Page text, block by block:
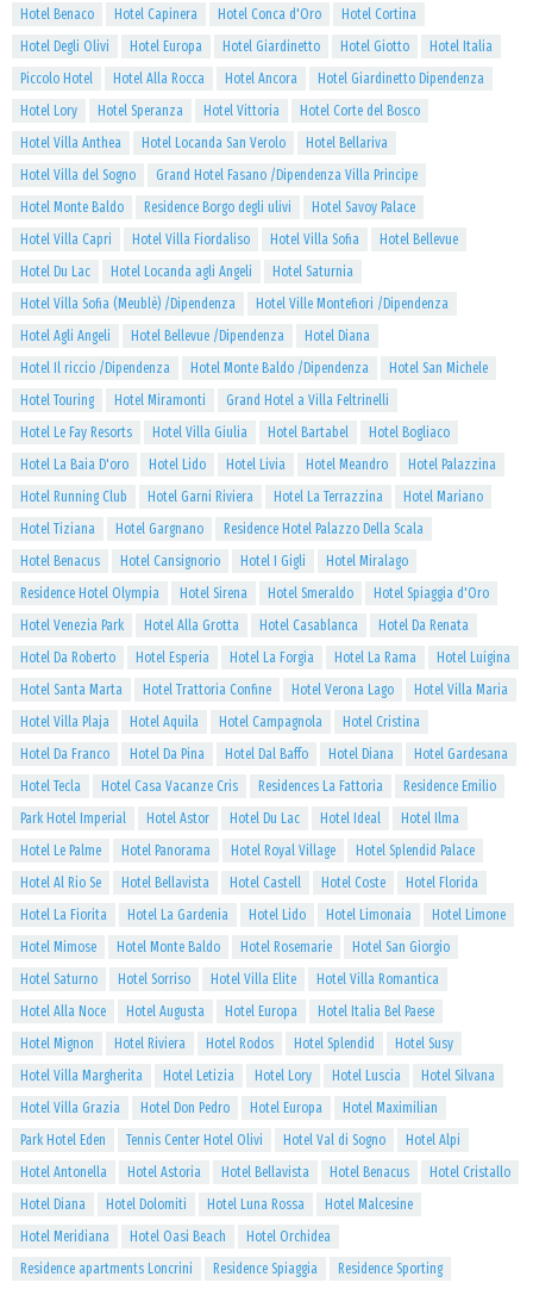
Hotel Benaco
Hotel Capinera Hotel Conca d'Oro
Hotel Cortina
Hotel Degli Olivi
Hotel Europa Hotel Giardinetto Hotel Giotto
Hotel Italia
Piccolo Hotel
Hotel Alla Rocca Hotel Ancora
Hotel Giardinetto Dipendenza
Hotel Lory
Hotel Speranza Hotel Vittoria
Hotel Corte del Bosco
Hotel Villa Anthea
Hotel Locanda San Verolo
Hotel Bellariva
Hotel Villa del Sogno
Grand Hotel Fasano /Dipendenza Villa Principe
Hotel Monte Baldo
Residence Borgo degli ulivi
Hotel Savoy Palace
Hotel Villa Capri
Hotel Villa Fiordaliso Hotel Villa Sofia
Hotel Bellevue
Hotel Du Lac
Hotel Locanda agli Angeli
Hotel Saturnia
Hotel Villa Sofia (Meublè) /Dipendenza
Hotel Ville Montefiori /Dipendenza
Hotel Agli Angeli
Hotel Bellevue /Dipendenza
Hotel Diana
Hotel Il riccio /Dipendenza
Hotel Monte Baldo /Dipendenza
Hotel San Michele
Hotel Touring
Hotel Miramonti
Grand Hotel a Villa Feltrinelli
Hotel Le Fay Resorts
Hotel Villa Giulia Hotel Bartabel
Hotel Bogliaco
Hotel La Baia D'oro
Hotel Lido Hotel Livia Hotel Meandro
Hotel Palazzina
Hotel Running Club
Hotel Garni Riviera Hotel La Terrazzina
Hotel Mariano
Hotel Tiziana
Hotel Gargnano
Residence Hotel Palazzo Della Scala
Hotel Benacus
Hotel Cansignorio Hotel I Gigli
Hotel Miralago
Residence Hotel Olympia
Hotel Sirena Hotel Smeraldo
Hotel Spiaggia d'Oro
Hotel Venezia Park
Hotel Alla Grotta Hotel Casablanca
Hotel Da Renata
Hotel Da Roberto
Hotel Esperia Hotel La Forgia Hotel La Rama
Hotel Luigina
Hotel Santa Marta
Hotel Trattoria Confine Hotel Verona Lago
Hotel Villa Maria
Hotel Villa Plaja
Hotel Aquila Hotel Campagnola
Hotel Cristina
Hotel Da Franco
Hotel Da Pina Hotel Dal Baffo Hotel Diana
Hotel Gardesana
Hotel Tecla
Hotel Casa Vacanze Cris Residences La Fattoria
Residence Emilio
Park Hotel Imperial
Hotel Astor Hotel Du Lac Hotel Ideal
Hotel Ilma
Hotel Le Palme
Hotel Panorama Hotel Royal Village
Hotel Splendid Palace
Hotel Al Rio Se
Hotel Bellavista Hotel Castell Hotel Coste
Hotel Florida
Hotel La Fiorita
Hotel La Gardenia Hotel Lido Hotel Limonaia
Hotel Limone
Hotel Mimose
Hotel Monte Baldo Hotel Rosemarie
Hotel San Giorgio
Hotel Saturno
Hotel Sorriso Hotel Villa Elite
Hotel Villa Romantica
Hotel Alla Noce
Hotel Augusta Hotel Europa
Hotel Italia Bel Paese
Hotel Mignon
Hotel Riviera Hotel Rodos Hotel Splendid
Hotel Susy
Hotel Villa Margherita
Hotel Letizia Hotel Lory Hotel Luscia
Hotel Silvana
Hotel Villa Grazia
Hotel Don Pedro Hotel Europa
Hotel Maximilian
Park Hotel Eden
Tennis Center Hotel Olivi Hotel Val di Sogno
Hotel Alpi
Hotel Antonella
Hotel Astoria Hotel Bellavista Hotel Benacus
Hotel Cristallo
Hotel Diana
Hotel Dolomiti Hotel Luna Rossa
Hotel Malcesine
Hotel Meridiana
Hotel Oasi Beach
Hotel Orchidea
Residence apartments Loncrini
Residence Spiaggia
Residence Sporting